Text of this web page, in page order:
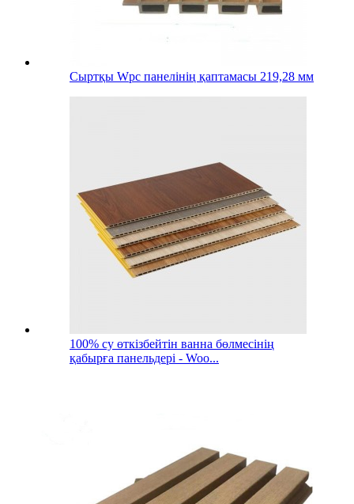
Сыртқы Wpc панелінің қаптамасы 219,28 мм
100% су өткізбейтін ванна бөлмесінің
қабырға панельдері - Woo...